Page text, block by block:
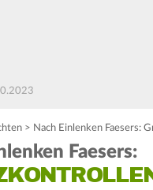
> Nach Einlenken Faesers:
Faesers: